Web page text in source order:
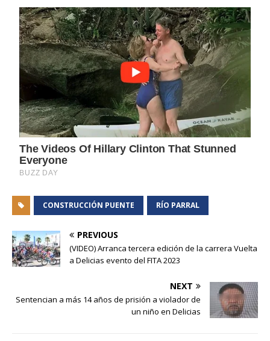
CONSTRUCCIÓN PUENTE RÍO PARRAL
PREVIOUS
(VIDEO) Arranca tercera edición de la carrera Vuelta
a Delicias evento del FITA 2023
NEXT
Sentencian a más 14 años de prisión a violador de
un niño en Delicias